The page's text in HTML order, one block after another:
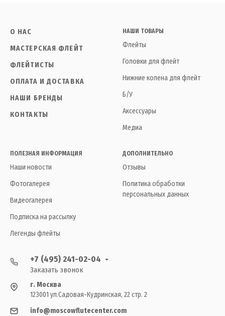
О НАС
МАСТЕРСКАЯ ФЛЕЙТ
ФЛЕЙТИСТЫ
ОПЛАТА И ДОСТАВКА
НАШИ БРЕНДЫ
КОНТАКТЫ
НАШИ ТОВАРЫ
Флейты
Головки для флейт
Нижние колена для флейт
Б/У
Аксессуары
Медиа
ПОЛЕЗНАЯ ИНФОРМАЦИЯ
Наши новости
Фотогалерея
Видеогалерея
Подписка на рассылку
Легенды флейты
ДОПОЛНИТЕЛЬНО
Отзывы
Политика обработки
персональных данных
+7 (495) 241-02-04
Заказать звонок
г. Москва
123001 ул.Садовая-Кудринская, 22 стр. 2
info@moscowflutecenter.com